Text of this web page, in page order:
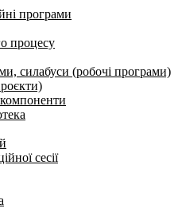
програми
процесу
силабуси (робочі програми)
компоненти
сесії